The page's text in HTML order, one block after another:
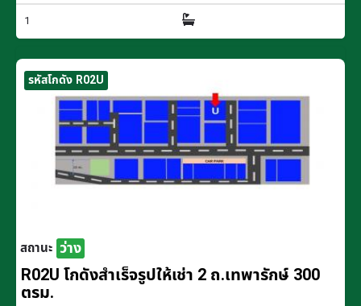
1
รหัสโกดัง R02U
สถานะ ว่าง
R02U โกดังสำเร็จรูปให้เช่า 2 ถ.เทพารักษ์ 300
ตรม.